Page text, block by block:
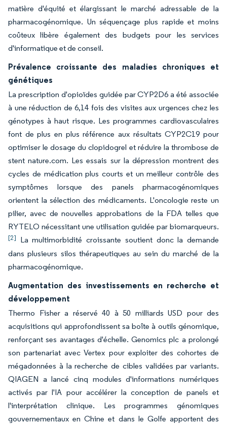
matière d'équité et élargissant le marché adressable de la
pharmacogénomique. Un séquençage plus rapide et moins
coûteux libère également des budgets pour les services
d'informatique et de conseil.
Prévalence croissante des maladies chroniques et
génétiques
La prescription d'opioïdes guidée par CYP2D6 a été associée
à une réduction de 6,14 fois des visites aux urgences chez les
génotypes à haut risque. Les programmes cardiovasculaires
font de plus en plus référence aux résultats CYP2C19 pour
optimiser le dosage du clopidogrel et réduire la thrombose de
stent nature.com. Les essais sur la dépression montrent des
cycles de médication plus courts et un meilleur contrôle des
symptômes lorsque des panels pharmacogénomiques
orientent la sélection des médicaments. L'oncologie reste un
pilier, avec de nouvelles approbations de la FDA telles que
RYTELO nécessitant une utilisation guidée par biomarqueurs.
[2] La multimorbidité croissante soutient donc la demande
dans plusieurs silos thérapeutiques au sein du marché de la
pharmacogénomique.
Augmentation des investissements en recherche et
développement
Thermo Fisher a réservé 40 à 50 milliards USD pour des
acquisitions qui approfondissent sa boîte à outils génomique,
renforçant ses avantages d'échelle. Genomics plc a prolongé
son partenariat avec Vertex pour exploiter des cohortes de
mégadonnées à la recherche de cibles validées par variants.
QIAGEN a lancé cinq modules d'informations numériques
activés par l'IA pour accélérer la conception de panels et
l'interprétation clinique. Les programmes génomiques
gouvernementaux en Chine et dans le Golfe apportent des